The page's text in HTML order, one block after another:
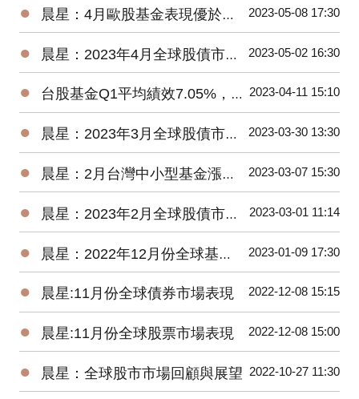
● 晨星：4月歐股基金表現優於美股、亞股，債券基金漲跌不一 2023-05-08 17:30
● 晨星：2023年4月全球股債市展望 2023-05-02 16:30
● 台股基金Q1平均績效7.05%，台灣中小型平均報酬率來到18.93% 2023-04-11 15:10
● 晨星：2023年3月全球股債市展望 2023-03-30 13:30
● 晨星：2月台灣中小型基金漲逾4%，債券基金全軍覆沒 2023-03-07 15:30
● 晨星：2023年2月全球股債市展望 2023-03-01 11:14
● 晨星：2022年12月份全球基金市場年報 2023-01-09 17:30
● 晨星:11月份全球債券市場表現 2022-12-08 15:15
● 晨星:11月份全球股票市場表現 2022-12-08 15:00
● 晨星：全球股市市場回顧與展望 2022-10-27 11:30